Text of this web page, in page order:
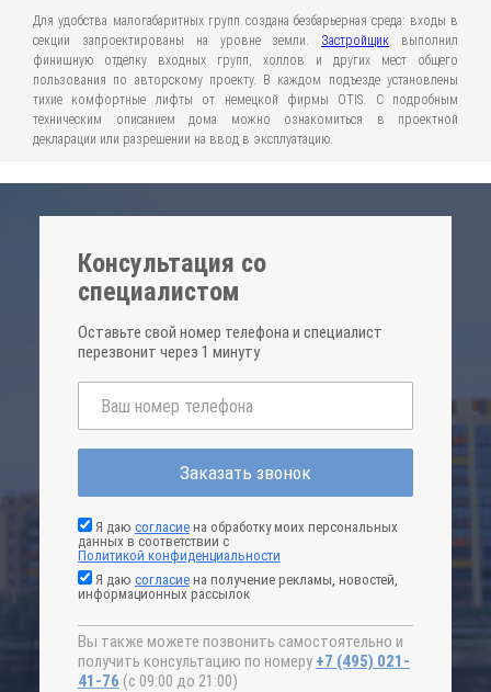
Для удобства малогабаритных групп создана безбарьерная среда: входы в
секции запроектированы на уровне земли. Застройщик выполнил
финишную отделку входных групп, холлов и других мест общего
пользования по авторскому проекту. В каждом подъезде установлены
тихие комфортные лифты от немецкой фирмы OTIS. С подробным
техническим описанием дома можно ознакомиться в проектной
декларации или разрешении на ввод в эксплуатацию.
Консультация со
специалистом
Оставьте свой номер телефона и специалист
перезвонит через 1 минуту
Заказать звонок
Я даю согласиена обработку моих персональных
данных в соответствии с
Политикой конфиденциальности
Я даю согласиена получение рекламы, новостей,
информационных рассылок
Вы также можете позвонить самостоятельно и
получить консультацию по номеру +7 (495) 021-
41-76 (с 09:00 до 21:00)